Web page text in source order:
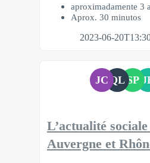
aproximadamente 3
Aprox. 30 minutos
2023-06-
JC QL SP
L’actualité
Auvergne et